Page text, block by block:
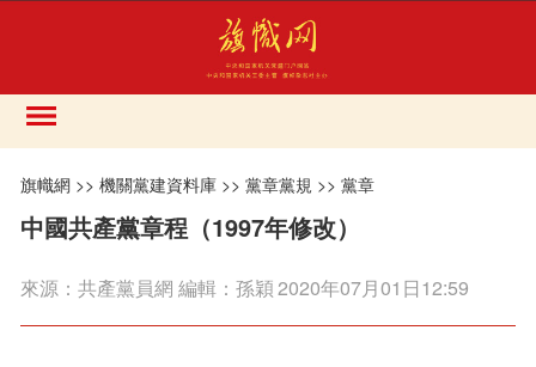
旗幟網 >>機關黨建資料庫 >>黨章黨規 >>黨章
中國共產黨章程（1997年修改）
來源：共產黨員網 編輯：孫穎2020年07月01日12:59